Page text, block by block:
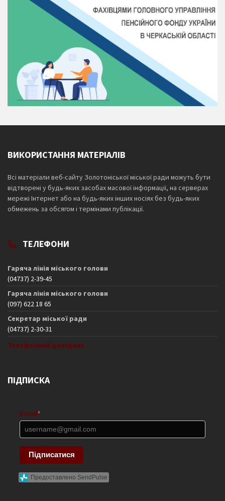
ВИКОРИСТАННЯ МАТЕРІАЛІВ
Всі матеріали веб-сайту Золотоніської міської ради можуть бути
відтворені у будь-яких засобах масової інформації, на серверах
мережі Інтернет або на будь-яких інших носіях без будь-яких
обмежень за обсягом і термінами публікації.
ТЕЛЕФОНИ
Гаряча лінія міського голови
(04737) 2-39-45
Гаряча лінія міського голови
(097) 622 18 65
Секретар міської ради
(04737) 2-30-31
Телефонний довідник
ПІДПИСКА
Email *
Підписатися
Предоставлено SendPulse